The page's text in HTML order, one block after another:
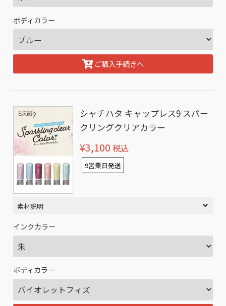
ボディカラー
ご購入手続きへ
シャチハタ キャップレス9 スパー
クリングクリアカラー
¥3,100 税込
9営業日発送
素材説明
インクカラー
ボディカラー